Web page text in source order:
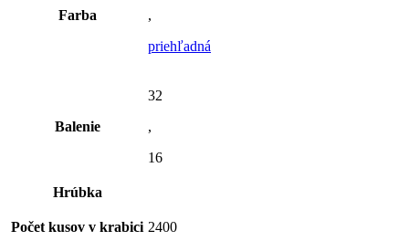
Farba
,
priehľadná
Balenie
32
,
16
Hrúbka
Počet kusov v krabici 2400